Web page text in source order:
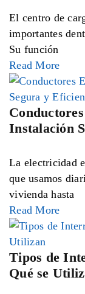
El centro de
importantes
Su función
Read More
Instalación
La electricidad
que usamos
vivienda hasta
Read More
Tipos de
Qué se